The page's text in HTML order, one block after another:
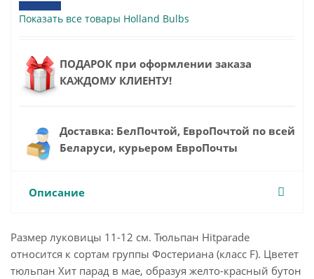
Показать все товары Holland Bulbs
ПОДАРОК при оформлении заказа
КАЖДОМУ КЛИЕНТУ!
Доставка: БелПочтой, ЕвроПочтой по всей
Беларуси, курьером ЕвроПочты
Описание
Размер луковицы 11-12 см. Тюльпан Hitparade
относится к сортам группы Фостериана (класс F). Цветет
тюльпан Хит парад в мае, образуя желто-красный бутон